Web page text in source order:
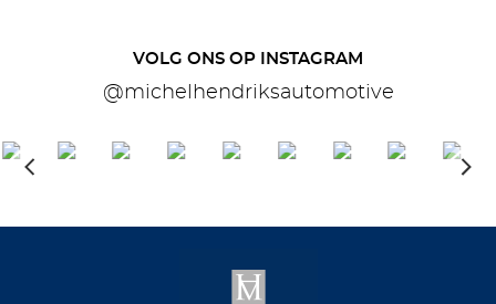
VOLG ONS OP INSTAGRAM
@michelhendriksautomotive